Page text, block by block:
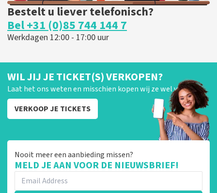
Bestelt u liever telefonisch?
Bel +31 (0)85 744 144 7
Werkdagen 12:00 - 17:00 uur
WIL JIJ JE TICKET(S) VERKOPEN?
Laat het ons weten en misschien kopen wij ze wel van je!
VERKOOP JE TICKETS
Nooit meer een aanbieding missen?
MELD JE AAN VOOR DE NIEUWSBRIEF!